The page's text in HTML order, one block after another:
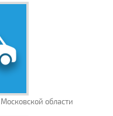
области